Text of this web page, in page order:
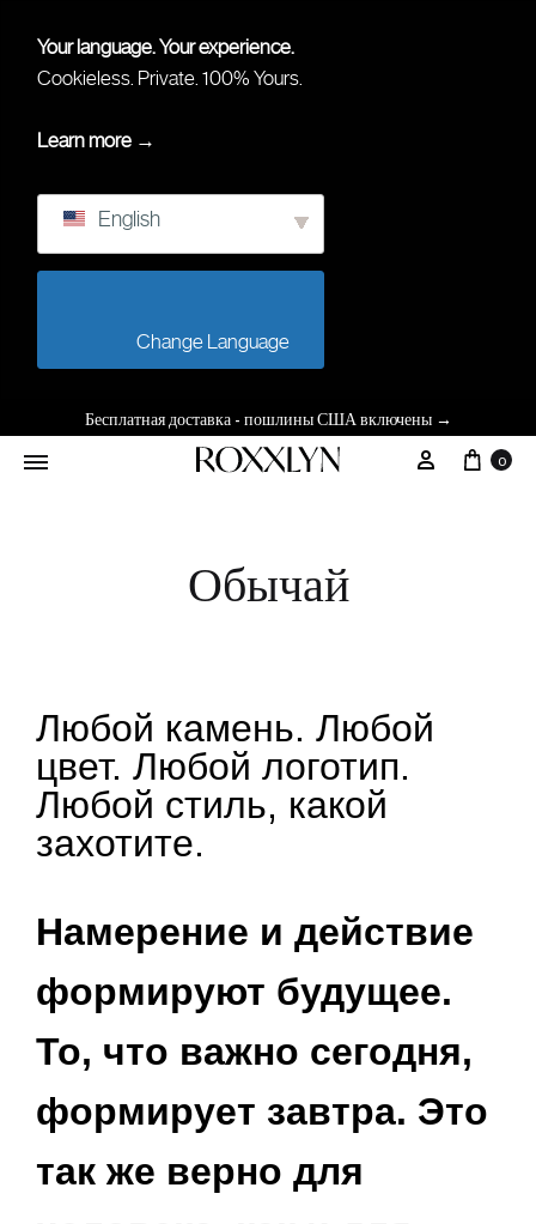
Your language. Your experience.
Cookieless. Private. 100% Yours.
Learn more →
English
Бесплатная доставка - пошлины США включены →
0
Обычай
Любой камень. Любой
цвет. Любой логотип.
Любой стиль, какой
захотите.
Намерение и действие
формируют будущее.
То, что важно сегодня,
формирует завтра. Это
так же верно для